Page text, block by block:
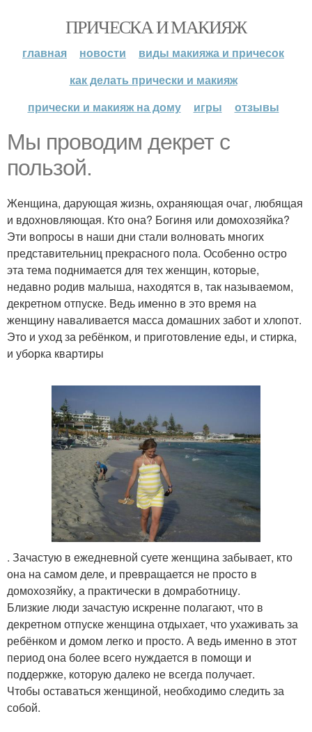
ПРИЧЕСКА И МАКИЯЖ
главная новости
виды макияжа и причесок
как делать прически и макияж
прически и макияж на дому
игры отзывы
Мы проводим декрет с
пользой.
Женщина, дарующая жизнь, охраняющая очаг, любящая
и вдохновляющая. Кто она? Богиня или домохозяйка?
Эти вопросы в наши дни стали волновать многих
представительниц прекрасного пола. Особенно остро
эта тема поднимается для тех женщин, которые,
недавно родив малыша, находятся в, так называемом,
декретном отпуске. Ведь именно в это время на
женщину наваливается масса домашних забот и хлопот.
Это и уход за ребёнком, и приготовление еды, и стирка,
и уборка квартиры
. Зачастую в ежедневной суете женщина забывает, кто
она на самом деле, и превращается не просто в
домохозяйку, а практически в домработницу.
Близкие люди зачастую искренне полагают, что в
декретном отпуске женщина отдыхает, что ухаживать за
ребёнком и домом легко и просто. А ведь именно в этот
период она более всего нуждается в помощи и
поддержке, которую далеко не всегда получает.
Чтобы оставаться женщиной, необходимо следить за
собой.